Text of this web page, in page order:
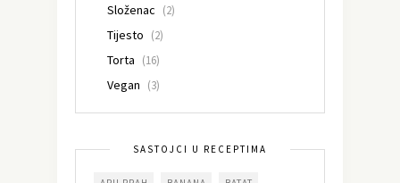
Složenac (2)
Tijesto (2)
Torta (16)
Vegan (3)
SASTOJCI U RECEPTIMA